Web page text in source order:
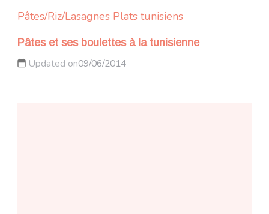
Pâtes/Riz/Lasagnes Plats tunisiens
Pâtes et ses boulettes à la tunisienne
Updated on09/06/2014